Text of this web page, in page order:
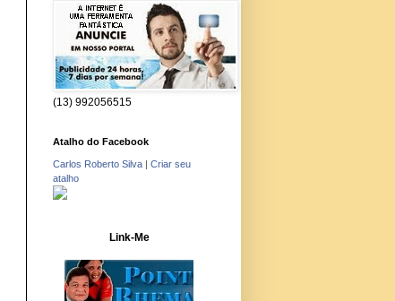
(13) 992056515
Atalho do Facebook
Carlos Roberto Silva | Criar seu
atalho
Link-Me